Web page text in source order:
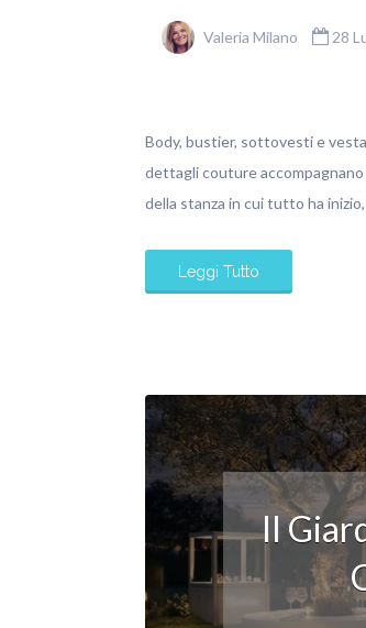
Valeria Milano 28
Body, bustier, sottovesti e
dettagli couture accompagnano
della stanza in cui tutto ha
Leggi Tutto
Il